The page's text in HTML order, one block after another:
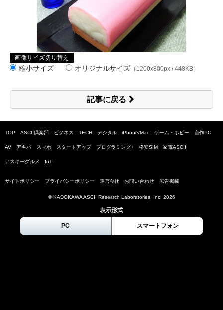
画像サイズ切り替え
縮小サイズ オリジナルサイズ （1200x800px / 448KB）
記事に戻る
TOP ASCII倶楽部 ビジネス TECH デジタル iPhone/Mac ゲーム・ホビー 自作PC
AV アキバ スマホ スタートアップ プログラミング+ 格安SIM 家電ASCII
アスキーグルメ IoT
サイトポリシー プライバシーポリシー 運営会社 お問い合わせ 広告掲載
© KADOKAWA ASCII Research Laboratories, Inc. 2026
表示形式
PC スマートフォン